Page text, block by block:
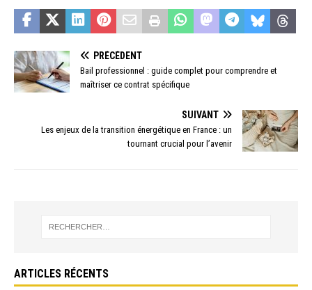
PRÉCÉDENT
Bail professionnel : guide complet pour comprendre et
maîtriser ce contrat spécifique
SUIVANT
Les enjeux de la transition énergétique en France : un
tournant crucial pour l’avenir
ARTICLES RÉCENTS